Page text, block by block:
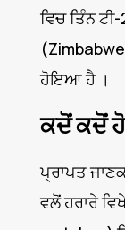
ਵਿਚ ਤਿੰਨ
ਹੋਇਆ ਹੈ ।
ਕਦੋਂ ਕਦੋਂ
ਪ੍ਰਾਪਤ
ਵਲੋਂ ਹਰਾਰੇ